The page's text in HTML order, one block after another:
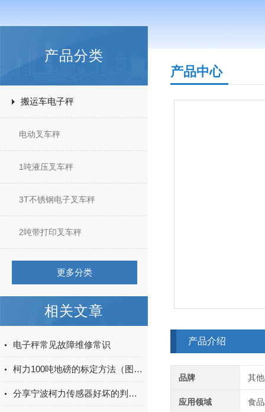
产品分类
搬运车电子秤
电动叉车秤
1吨液压叉车秤
3T不锈钢电子叉车秤
2吨带打印叉车秤
更多分类
相关文章
电子秤常见故障维修常识
柯力100吨地磅的标定方法（图解）
分享宁波柯力传感器好坏的判断方法
产品中心
产品介绍
品牌 其
应用领域 食